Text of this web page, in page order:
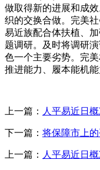
做取得新的进展和成
织的交换合做。完美
易近族配合体扶植、
题调研。及时将调研
色一个主要劣势。完
推进能力、履本能机能
上一篇： 人平易近日
下一篇： 将保障市上
上一篇： 人平易近日